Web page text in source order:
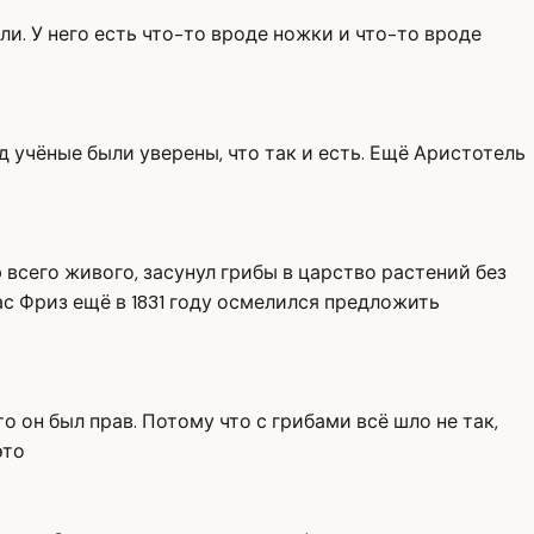
У него есть что-то вроде ножки и что-то вроде
учёные были уверены, что так и есть. Ещё Аристотель
живого, засунул грибы в царство растений без
Фриз ещё в 1831 году осмелился предложить
он был прав. Потому что с грибами всё шло не так,